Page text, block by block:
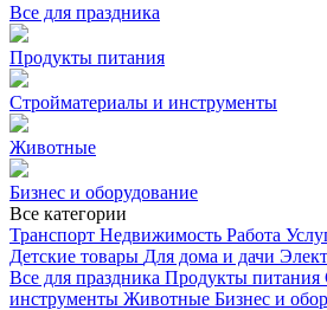
Все для праздника
Продукты питания
Стройматериалы и инструменты
Животные
Бизнес и оборудование
Все категории
Транспорт Недвижимость Работа
Детские товары Для дома и дачи
Все для праздника Продукты питания
инструменты Животные Бизнес и